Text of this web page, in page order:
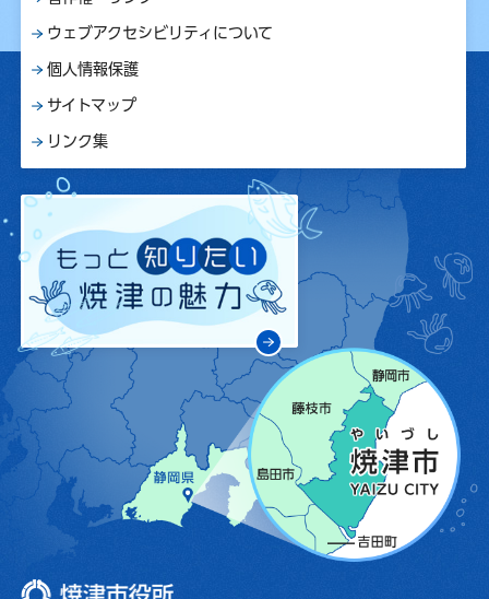
ウェブアクセシビリティについて
個人情報保護
サイトマップ
リンク集
焼津市役所